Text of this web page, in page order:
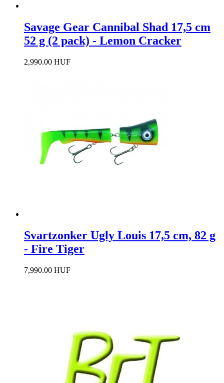
Savage Gear Cannibal Shad 17,5 cm
52 g (2 pack) - Lemon Cracker
2,990.00 HUF
Svartzonker Ugly Louis 17,5 cm, 82 g
- Fire Tiger
7,990.00 HUF